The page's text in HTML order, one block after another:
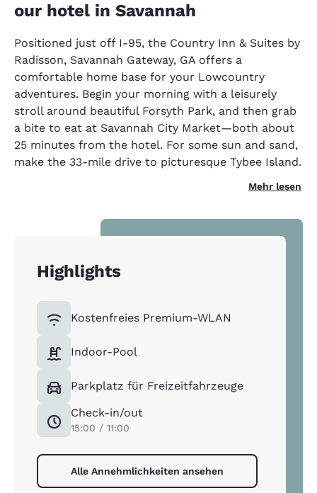
our hotel in Savannah
Positioned just off I-95, the Country Inn & Suites by
Radisson, Savannah Gateway, GA offers a
comfortable home base for your Lowcountry
adventures. Begin your morning with a leisurely
stroll around beautiful Forsyth Park, and then grab
a bite to eat at Savannah City Market—both about
25 minutes from the hotel. For some sun and sand,
make the 33-mile drive to picturesque Tybee Island.
Mehr lesen
Highlights
Kostenfreies Premium-WLAN
Indoor-Pool
Parkplatz für Freizeitfahrzeuge
Check-in/out
15:00 / 11:00
Alle Annehmlichkeiten ansehen